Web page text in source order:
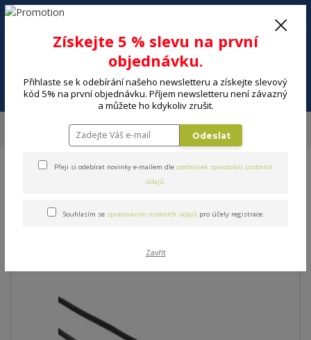
Menu
+420 602 494 600
JACK KABEL SENCOR SAV 105-008
JACK KABEL SENCOR SAV
105-008
Získejte 5 % slevu na první
objednávku.
Přihlaste se k odebírání našeho newsletteru a získejte slevový
kód 5% na první objednávku. Příjem newsletteru není závazný
a můžete ho kdykoliv zrušit.
Odeslat
Přeji si odebírat novinky e-mailem dle podmínek zpracování osobních
údajů.
Souhlasím se zpracováním osobních údajů pro účely registrace.
Zavřít